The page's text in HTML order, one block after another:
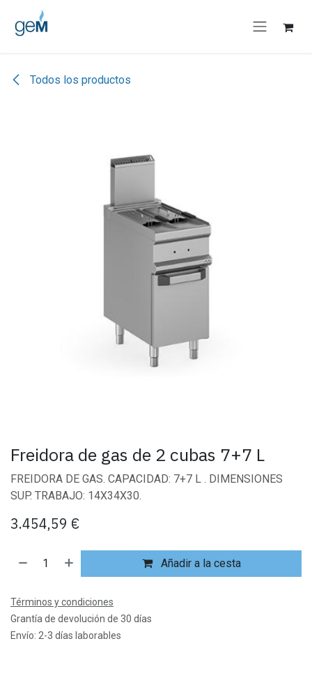
Ir al contenido
Todos los productos
Freidora de gas de 2 cubas 7+7 L
FREIDORA DE GAS. CAPACIDAD: 7+7 L . DIMENSIONES
SUP. TRABAJO: 14X34X30.
3.454,59 €
Añadir a la cesta
Términos y condiciones
Grantía de devolución de 30 días
Envío: 2-3 días laborables